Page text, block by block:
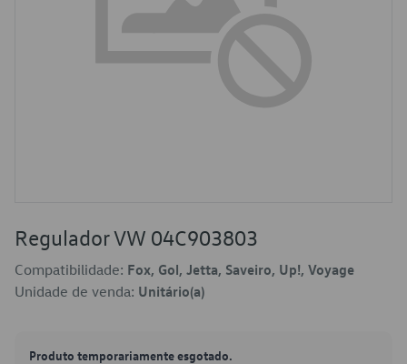
Regulador VW 04C903803
Compatibilidade: Fox, Gol, Jetta, Saveiro, Up!, Voyage
Unidade de venda: Unitário(a)
Produto temporariamente esgotado.